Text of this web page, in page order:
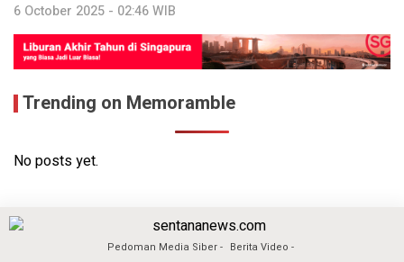
6 October 2025 - 02:46 WIB
Trending on Memoramble
No posts yet.
Pedoman Media Siber
Berita Video